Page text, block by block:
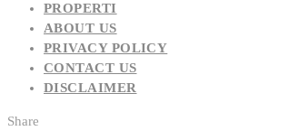
PROPERTI
ABOUT US
PRIVACY POLICY
CONTACT US
DISCLAIMER
Share